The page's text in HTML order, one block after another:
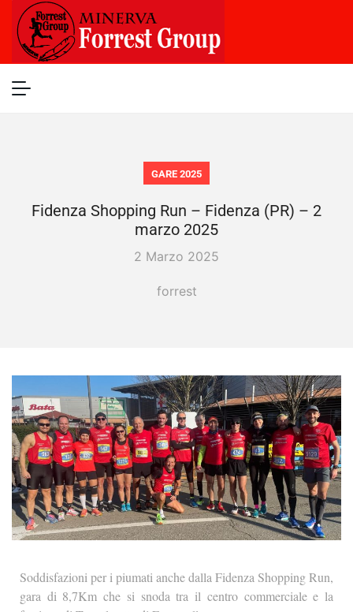
GARE 2025
Fidenza Shopping Run – Fidenza (PR) – 2
marzo 2025
2 Marzo 2025
forrest
Soddisfazioni per i piumati anche dalla Fidenza Shopping Run,
gara di 8,7Km che si snoda tra il centro commerciale e la